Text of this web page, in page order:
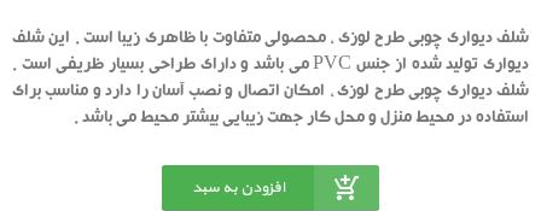
رای
دهنده
شلف دیواری چوبی طرح لوزی ، محصولی متفاوت با ظاهری زیبا است . این شلف
دیواری تولید شده از جنس PVC می باشد و دارای طراحی بسیار ظریفی است .
شلف دیواری چوبی طرح لوزی ، امکان اتصال و نصب آسان را دارد و مناسب برای
استفاده در محیط منزل و محل کار جهت زیبایی بیشتر محیط می باشد .
افزودن به سبد